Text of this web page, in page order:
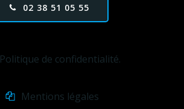
02 38 51 05 55
Politique de confidentialité.
Mentions légales